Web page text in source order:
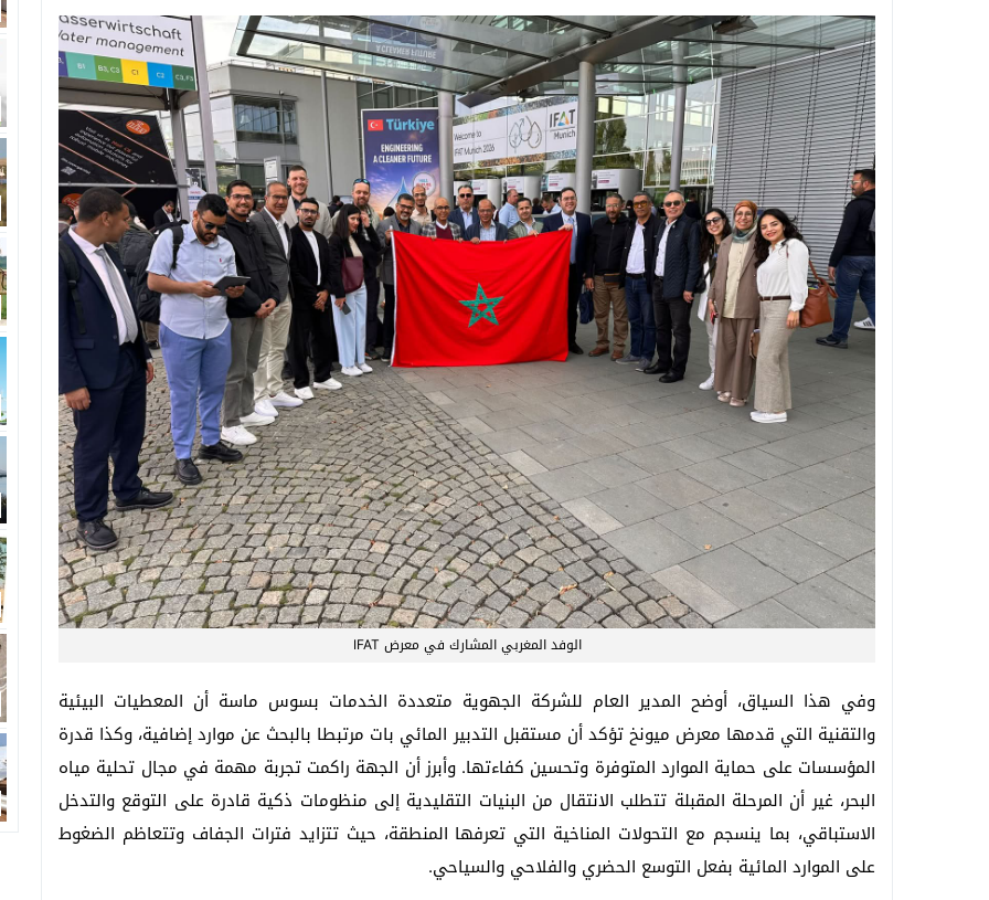
الوفد المغربي المشارك في معرض IFAT
وفي هذا السياق، أوضح المدير العام للشركة الجهوية متعددة الخدمات بسوس ماسة أن المعطيات البيئية
والتقنية التي قدمها معرض ميونخ تؤكد أن مستقبل التدبير المائي بات مرتبطا بالبحث عن موارد إضافية، وكذا قدرة
المؤسسات على حماية الموارد المتوفرة وتحسين كفاءتها. وأبرز أن الجهة راكمت تجربة مهمة في مجال تحلية مياه
البحر، غير أن المرحلة المقبلة تتطلب الانتقال من البنيات التقليدية إلى منظومات ذكية قادرة على التوقع والتدخل
الاستباقي، بما ينسجم مع التحولات المناخية التي تعرفها المنطقة، حيث تتزايد فترات الجفاف وتتعاظم الضغوط
على الموارد المائية بفعل التوسع الحضري والفلاحي والسياحي.